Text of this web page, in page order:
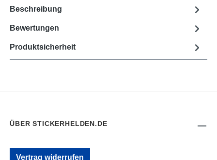
Beschreibung
Bewertungen
Produktsicherheit
ÜBER STICKERHELDEN.DE
Vertrag widerrufen